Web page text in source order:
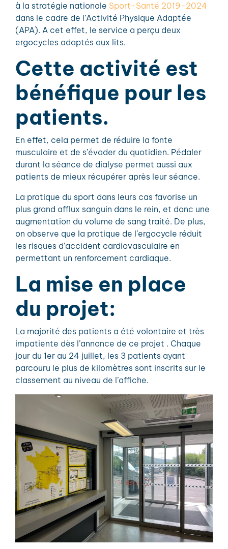
à la stratégie nationale Sport-Santé 2019-2024
dans le cadre de l’Activité Physique Adaptée
(APA). A cet effet, le service a perçu deux
ergocycles adaptés aux lits.
Cette activité est
bénéfique pour les
patients.
En effet, cela permet de réduire la fonte
musculaire et de s’évader du quotidien. Pédaler
durant la séance de dialyse permet aussi aux
patients de mieux récupérer après leur séance.
La pratique du sport dans leurs cas favorise un
plus grand afflux sanguin dans le rein, et donc une
augmentation du volume de sang traité. De plus,
on observe que la pratique de l’ergocycle réduit
les risques d’accident cardiovasculaire en
permettant un renforcement cardiaque.
La mise en place
du projet:
La majorité des patients a été volontaire et très
impatiente dès l’annonce de ce projet . Chaque
jour du 1er au 24 juillet, les 3 patients ayant
parcouru le plus de kilomètres sont inscrits sur le
classement au niveau de l’affiche.